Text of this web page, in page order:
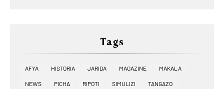
Tags
AFYA HISTORIA JARIDA MAGAZINE MAKALA
NEWS PICHA RIPOTI SIMULIZI TANGAZO